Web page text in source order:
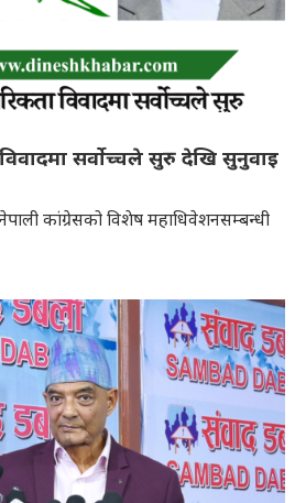
सर्वोच्चले सुरु देखि सुनुवाइ
कांग्रेसको विशेष महाधिवेशनसम्बन्धी